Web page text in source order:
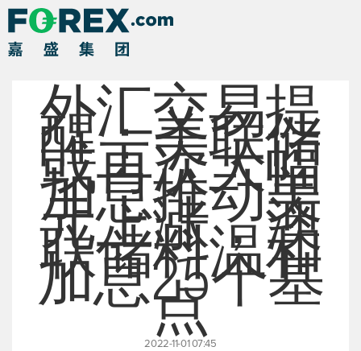
外汇交易提
醒：美联储
或再次大幅
加息推动美
元上涨，澳
联储料温和
加息25个基
点
2022-11-01 07:45